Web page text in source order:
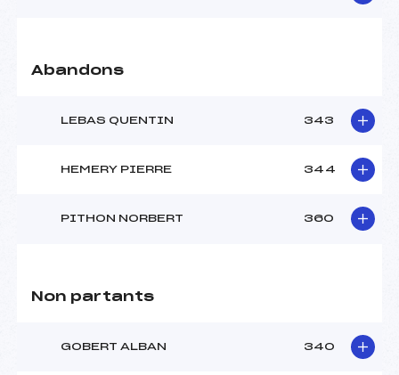
Abandons
LEBAS QUENTIN 343
HEMERY PIERRE 344
PITHON NORBERT 360
Non partants
GOBERT ALBAN 340